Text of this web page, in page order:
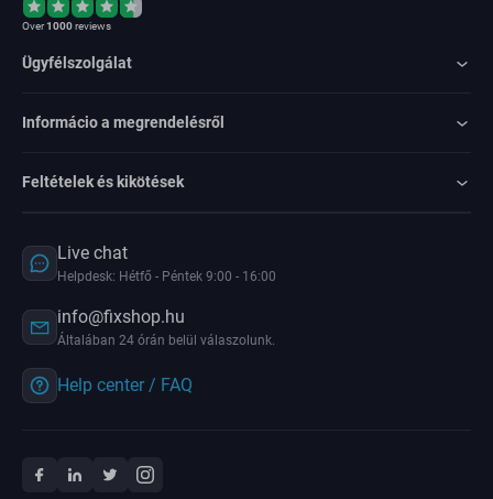
Over1000reviews
Ügyfélszolgálat
Informácio a megrendelésről
Feltételek és kikötések
Live chat
Helpdesk: Hétfő - Péntek 9:00 - 16:00
info@fixshop.hu
Általában 24 órán belül válaszolunk.
Help center / FAQ